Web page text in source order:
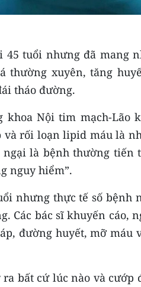
tuổi nhưng đã mang
thường xuyên, tăng
tháo đường.
khoa Nội tim mạch-Lão
và rối loạn lipid máu là
ngại là bệnh thường tiến
nguy hiểm”.
nhưng thực tế số bệnh
Các bác sĩ khuyến cáo,
đường huyết, mỡ máu
bất cứ lúc nào và cướp